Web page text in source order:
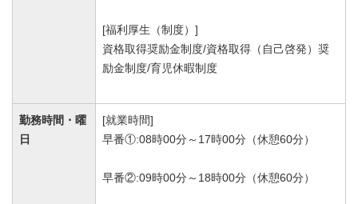
[福利厚生（制度）]
資格取得奨励金制度/資格取得（自己啓発）奨
励金制度/育児休暇制度
勤務時間・曜
日
[就業時間]
早番①:08時00分～17時00分（休憩60分）
早番②:09時00分～18時00分（休憩60分）